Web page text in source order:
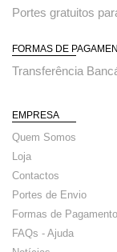
Portes gratuitos
FORMAS DE
Transferência
EMPRESA
Quem Somos
Loja
Contactos
Portes de Envio
Formas de Pagamento
FAQs - Ajuda